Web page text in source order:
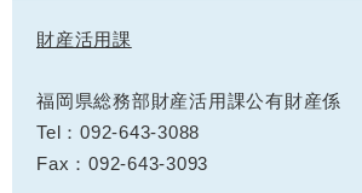
財産活用課
福岡県総務部財産活用課公有財産係
Tel：092-643-3088
Fax：092-643-3093